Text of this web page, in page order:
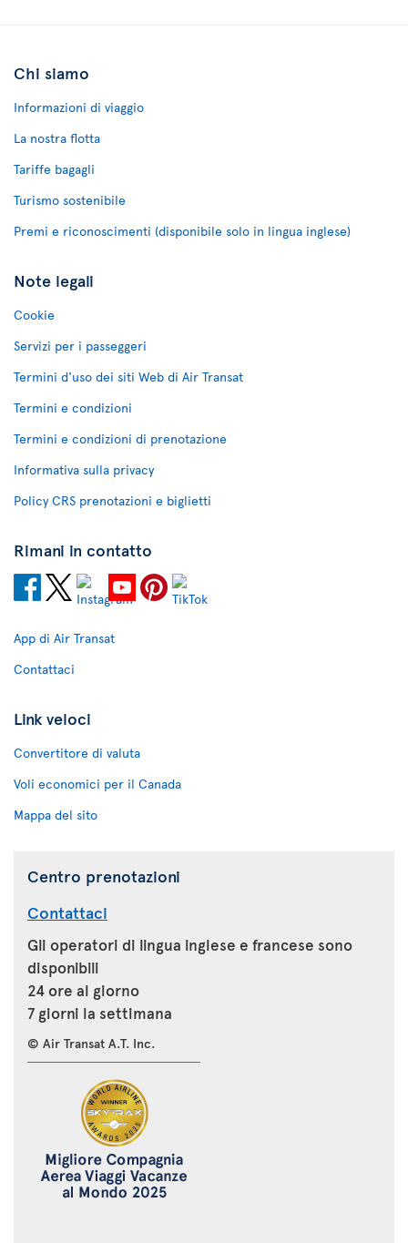
Chi siamo
Informazioni di viaggio
La nostra flotta
Tariffe bagagli
Turismo sostenibile
Premi e riconoscimenti (disponibile solo in lingua inglese)
Note legali
Cookie
Servizi per i passeggeri
Termini d'uso dei siti Web di Air Transat
Termini e condizioni
Termini e condizioni di prenotazione
Informativa sulla privacy
Policy CRS prenotazioni e biglietti
Rimani in contatto
App di Air Transat
Contattaci
Link veloci
Convertitore di valuta
Voli economici per il Canada
Mappa del sito
Centro prenotazioni
Contattaci
Gli operatori di lingua inglese e francese sono
disponibili
24 ore al giorno
7 giorni la settimana
© Air Transat A.T. Inc.